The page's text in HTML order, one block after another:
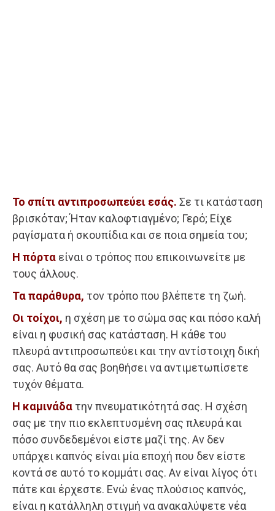
Το σπίτι αντιπροσωπεύει εσάς. Σε τι κατάσταση
βρισκόταν; Ήταν καλοφτιαγμένο; Γερό; Είχε
ραγίσματα ή σκουπίδια και σε ποια σημεία του;
Η πόρτα είναι ο τρόπος που επικοινωνείτε με
τους άλλους.
Τα παράθυρα, τον τρόπο που βλέπετε τη ζωή.
Οι τοίχοι, η σχέση με το σώμα σας και πόσο καλή
είναι η φυσική σας κατάσταση. Η κάθε του
πλευρά αντιπροσωπεύει και την αντίστοιχη δική
σας. Αυτό θα σας βοηθήσει να αντιμετωπίσετε
τυχόν θέματα.
Η καμινάδα την πνευματικότητά σας. Η σχέση
σας με την πιο εκλεπτυσμένη σας πλευρά και
πόσο συνδεδεμένοι είστε μαζί της. Αν δεν
υπάρχει καπνός είναι μία εποχή που δεν είστε
κοντά σε αυτό το κομμάτι σας. Αν είναι λίγος ότι
πάτε και έρχεστε. Ενώ ένας πλούσιος καπνός,
είναι η κατάλληλη στιγμή να ανακαλύψετε νέα